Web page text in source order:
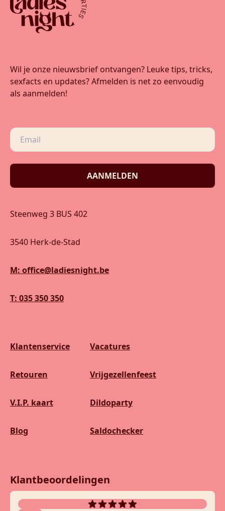
Wil je onze nieuwsbrief ontvangen? Leuke tips, tricks,
sexfacts en updates? Afmelden is net zo eenvoudig
als aanmelden!
AANMELDEN
Steenweg 3 BUS 402
3540 Herk-de-Stad
M: office@ladiesnight.be
T: 035 350 350
Klantenservice
Retouren
V.I.P. kaart
Blog
Vacatures
Vrijgezellenfeest
Dildoparty
Saldochecker
Klantbeoordelingen